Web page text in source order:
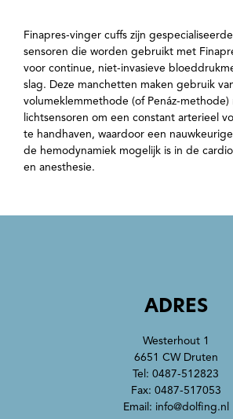
Finapres-vinger cuffs zijn
sensoren die worden gebruikt met
voor continue, niet-invasieve
slag. Deze manchetten maken gebruik
volumeklemmethode (of Penáz-
lichtsensoren om een ​​constant arterieel
te handhaven, waardoor een
de hemodynamiek mogelijk is in de
en anesthesie.
ADRES
Westerhout 1
6651 CW Druten
Tel: 0487-512823
Fax: 0487-517053
Email: info@dolfing.nl